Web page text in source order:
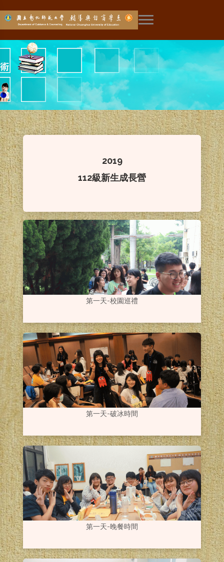
展開主選單
2019
112級新生成長營
第一天-校園巡禮
第一天-破冰時間
第一天-晚餐時間